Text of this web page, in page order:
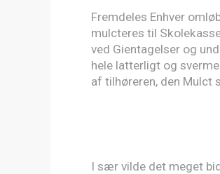
Fremdeles Enhver
mulcteres til
ved Gientagelser og
hele latterligt og
af tilhøreren, den Mulct
I sær vilde det meget